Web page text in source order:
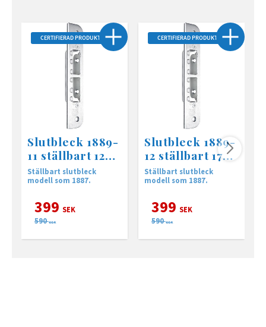
Slutbleck 1889-
11 ställbart 12-
18
Ställbart slutbleck
modell som 1887.
399 SEK
590 SEK
CERTIFIERAD PRODUKT
Slutbleck 1889-
12 ställbart 17-
23
Ställbart slutbleck
modell som 1887.
399 SEK
590 SEK
CERTIFIERAD PRODUKT